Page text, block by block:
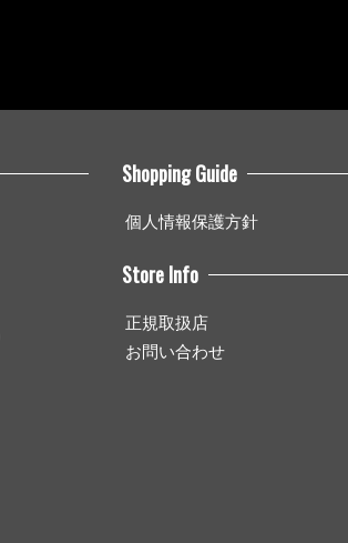
Shopping Guide
個人情報保護方針
Store Info
正規取扱店
お問い合わせ